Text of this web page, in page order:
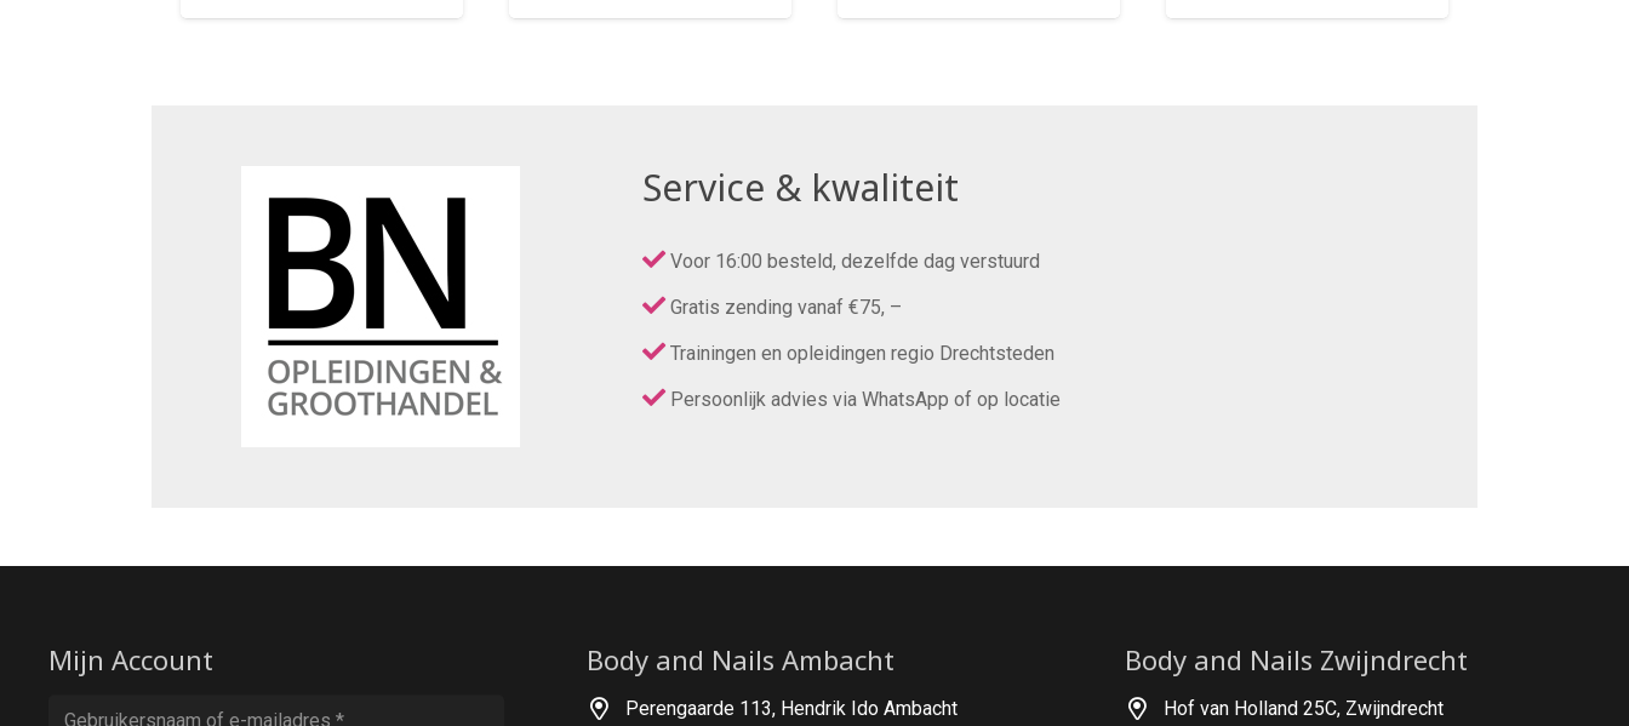
Service & kwaliteit
Voor 16:00 besteld, dezelfde dag verstuurd
Gratis zending vanaf €75, –
Trainingen en opleidingen regio Drechtsteden
Persoonlijk advies via WhatsApp of op locatie
Mijn Account Body and Nails Ambacht
Perengaarde 113, Hendrik Ido Ambacht
Body and Nails Zwijndrecht
Hof van Holland 25C, Zwijndrecht